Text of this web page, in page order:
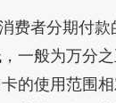
费者分期付款
一般为万分
的使用范围